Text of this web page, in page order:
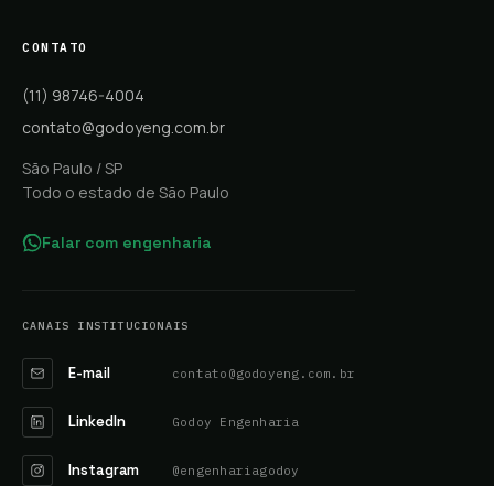
CONTATO
(11) 98746-4004
contato@godoyeng.com.br
São Paulo / SP
Todo o estado de São Paulo
Falar com engenharia
CANAIS INSTITUCIONAIS
E-mail contato@godoyeng.com.br
LinkedIn Godoy Engenharia
Instagram @engenhariagodoy